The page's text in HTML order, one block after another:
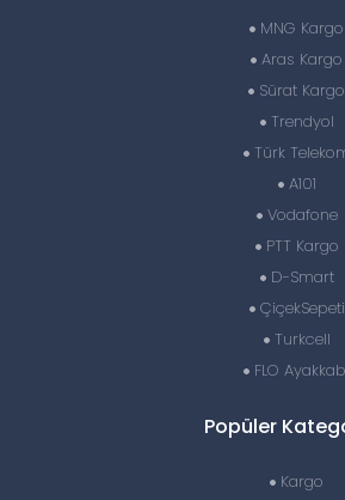
MNG Kargo
Aras Kargo
Sürat Kargo
Trendyol
Türk
A101
Vodafone
PTT Kargo
D-Smart
ÇiçekSepeti
Turkcell
FLO
Popüler
Kargo